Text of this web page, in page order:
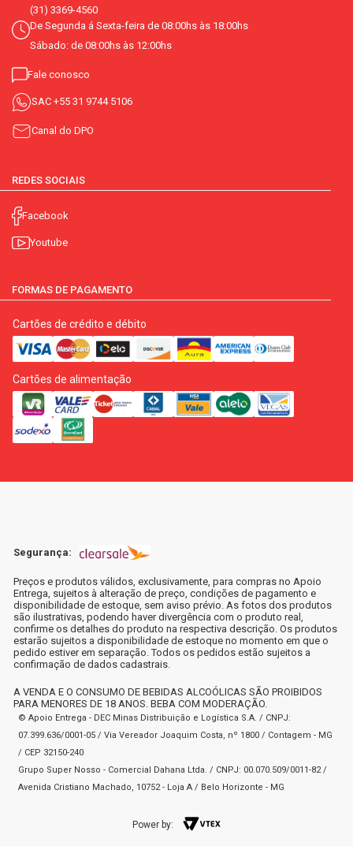
(31) 3369-4560
De Segunda á Sexta-feira de 08:00hs às 18:00hs
Sábado: de 08:00hs às 12:00hs
Fale conosco
SAC +55 31 9744 5106
Canal do DPO
REDES SOCIAIS
Facebook
Youtube
FORMAS DE PAGAMENTO
Cartões de crédito e débito
Cartões de alimentação
Segurança:
Preços e produtos válidos, exclusivamente, para compras no Apoio
Entrega, sujeitos à alteração de preço, condições de pagamento e
disponibilidade de estoque, sem aviso prévio. As fotos dos produtos
são ilustrativas, podendo haver divergência com o produto real,
confirme os detalhes do produto na respectiva descrição. Os produtos
estarão sujeitos a disponibilidade de estoque no momento em que o
pedido estiver em separação. Todos os pedidos estão sujeitos a
confirmação de dados cadastrais.
A VENDA E O CONSUMO DE BEBIDAS ALCOÓLICAS SÃO PROIBIDOS
PARA MENORES DE 18 ANOS. BEBA COM MODERAÇÃO.
© Apoio Entrega - DEC Minas Distribuição e Logística S.A. / CNPJ:
07.399.636/0001-05 / Via Vereador Joaquim Costa, nº 1800 / Contagem - MG
/ CEP 32150-240
Grupo Super Nosso - Comercial Dahana Ltda. / CNPJ: 00.070.509/0011-82 /
Avenida Cristiano Machado, 10752 - Loja A / Belo Horizonte - MG
Power by: